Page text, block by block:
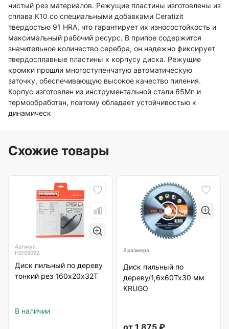
чистый рез материалов. Режущие пластины изготовлены из
сплава К10 со специальными добавками Ceratizit
твердостью 91 HRА, что гарантирует их износостойкость и
максимальный рабочий ресурс. В припое содержится
значительное количество серебра, он надежно фиксирует
твердосплавные пластины к корпусу диска. Режущие
кромки прошли многоступенчатую автоматическую
заточку, обеспечивающую высокое качество пиления.
Корпус изготовлен из инструментальной стали 65Mn и
термообработан, поэтому обладает устойчивостью к
динамическ
Схожие товары
Артикул
HS109092
Диск пильный по дереву
тонкий рез 160х20х32Т
В наличии
2 размера
Диск пильный по
дереву/1,6х60Тх30 мм
KRUGO